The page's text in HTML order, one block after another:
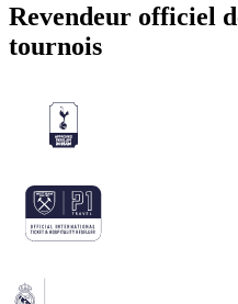
Revendeur officiel
tournois